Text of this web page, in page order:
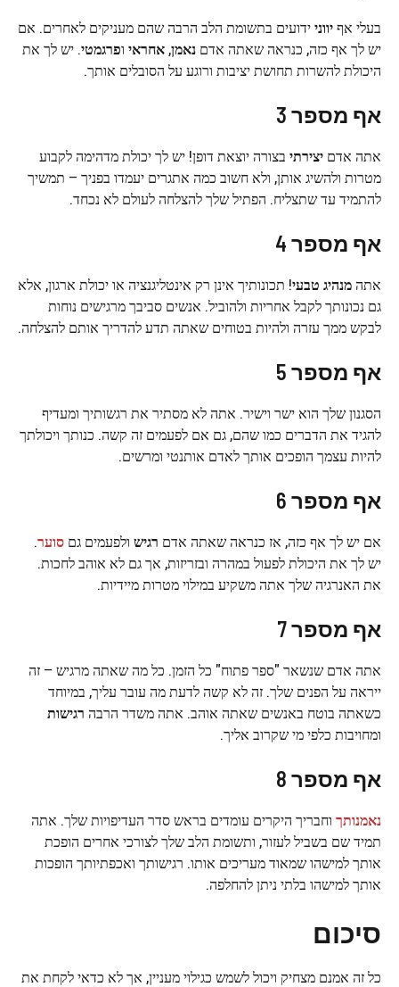
בעלי אףיווניידועים בתשומת הלב הרבה שהם מעניקים לאחרים. אם
יש לך אף כזה, כנראה שאתה אדם נאמן, אחראי ופרגמטי. יש לך את
היכולת להשרות תחושת יציבות ורוגע על הסובלים אותך.
אף מספר 3
אתה אדם יצירתי בצורה יוצאת דופן! יש לך יכולת מדהימה לקבוע
מטרות ולהשיג אותן, ולא חשוב כמה אתגרים יעמדו בפניך – תמשיך
להתמיד עד שתצליח. הפתיל שלך להצלחה לעולם לא נכחד.
אף מספר 4
אתהמנהיג טבעי! תכונותיך אינן רק אינטליגנציה או יכולת ארגון, אלא
גם נכונותך לקבל אחריות ולהוביל. אנשים סביבך מרגישים נוחות
לבקש ממך עזרה ולהיות בטוחים שאתה תדע להדריך אותם להצלחה.
אף מספר 5
הסגנון שלך הוא ישר וישיר. אתה לא מסתיר את רגשותיך ומעדיף
להגיד את הדברים כמו שהם, גם אם לפעמים זה קשה. כנותך ויכולתך
להיות עצמך הופכים אותך לאדם אותנטי ומרשים.
אף מספר 6
אם יש לך אף כזה, אז כנראה שאתה אדם רגיש ולפעמים גם סוער.
יש לך את היכולת לפעול במהרה ובזריזות, אך גם לא אוהב לחכות.
את האנרגיה שלך אתה משקיע במילוי מטרות מיידיות.
אף מספר 7
אתה אדם שנשאר "ספר פתוח" כל הזמן. כל מה שאתה מרגיש – זה
ייראה על הפנים שלך. זה לא קשה לדעת מה עובר עליך, במיוחד
כשאתה בוטח באנשים שאתה אוהב. אתה משדר הרבה רגישות
ומחויבות כלפי מי שקרוב אליך.
אף מספר 8
נאמנותך וחבריך היקרים עומדים בראש סדר העדיפויות שלך. אתה
תמיד שם בשביל לעזור, ותשומת הלב שלך לצורכי אחרים הופכת
אותך למישהו שמאוד מעריכים אותו. רגישותך ואכפתיותך הופכות
אותך למישהו בלתי ניתן להחלפה.
סיכום
כל זה אמנם מצחיק ויכול לשמש כגילוי מעניין, אך לא כדאי לקחת את